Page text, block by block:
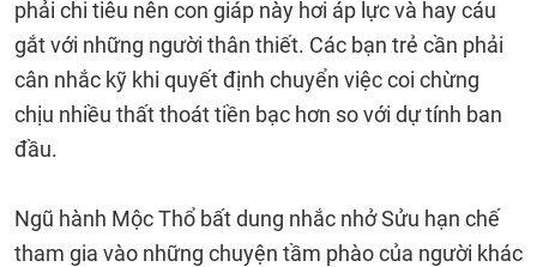
phải chi tiêu nên con giáp này hơi áp lực và hay cáu
gắt với những người thân thiết. Các bạn trẻ cần phải
cân nhắc kỹ khi quyết định chuyển việc coi chừng
chịu nhiều thất thoát tiền bạc hơn so với dự tính ban
đầu.
Ngũ hành Mộc Thổ bất dung nhắc nhở Sửu hạn chế
tham gia vào những chuyện tầm phào của người khác